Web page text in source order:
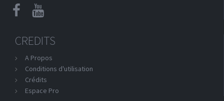
CREDITS
A Propos
Conditions d'utilisation
Crédits
Espace Pro